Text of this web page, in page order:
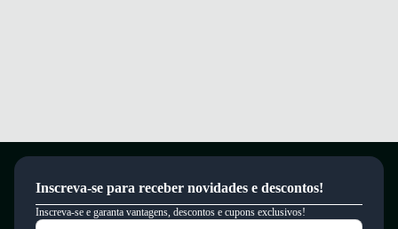
Inscreva-se para receber novidades e descontos!
Inscreva-se e garanta vantagens, descontos e cupons exclusivos!